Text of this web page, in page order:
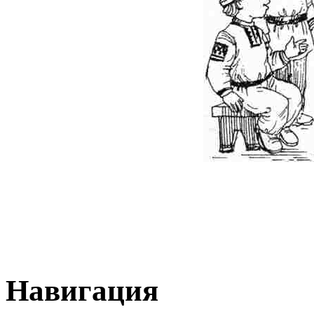
Навигация